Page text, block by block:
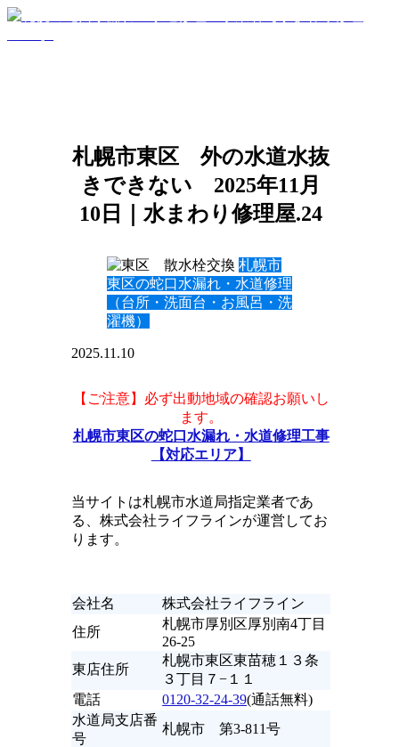
札幌市東区 外の水道水抜
きできない 2025年11月
10日｜水まわり修理屋.24
札幌市
東区の蛇口水漏れ・水道修理
（台所・洗面台・お風呂・洗
濯機）
2025.11.10
【ご注意】必ず出動地域の確認お願いし
ます。
札幌市東区の蛇口水漏れ・水道修理工事
【対応エリア】
当サイトは札幌市水道局指定業者であ
る、株式会社ライフラインが運営してお
ります。
会社名
株式会社ライフライン
住所
札幌市厚別区厚別南4丁目
26-25
東店住所
札幌市東区東苗穂１３条
３丁目７−１１
電話
0120-32-24-39(通話無料)
水道局支店番
号
札幌市 第3-811号